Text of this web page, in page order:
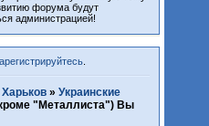
форума будут
администрацией!
» Украинские
"Металлиста") Вы